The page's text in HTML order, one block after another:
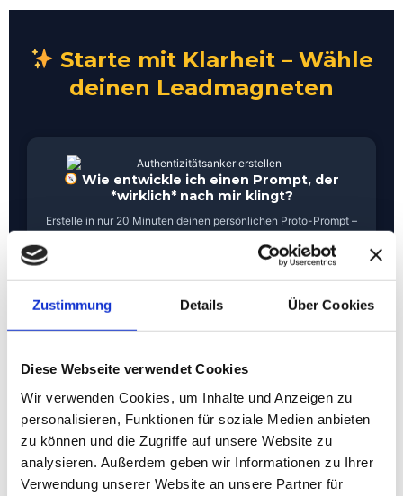
Zustimmung Details Über Cookies
Diese Webseite verwendet Cookies
Wir verwenden Cookies, um Inhalte und Anzeigen zu
personalisieren, Funktionen für soziale Medien anbieten
zu können und die Zugriffe auf unsere Website zu
analysieren. Außerdem geben wir Informationen zu Ihrer
Verwendung unserer Website an unsere Partner für
Starte mit Klarheit – Wähle
deinen Leadmagneten
Wie entwickle ich einen Prompt, der
*wirklich* nach mir klingt?
Erstelle in nur 20 Minuten deinen persönlichen Proto-Prompt –
Jetzt kostenlos starten
Wie finde ich meine echte Zielgruppe –
ohne Marketingsprech?
mit Klarheit, nicht mit Klischees.
Zum Kurs